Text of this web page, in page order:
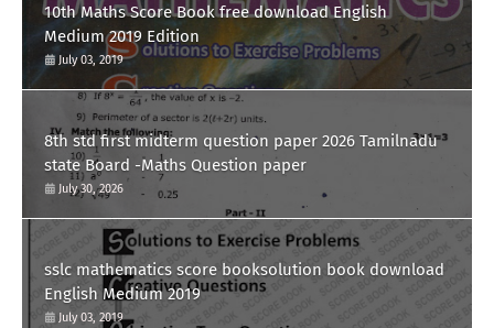
10th Maths Score Book free download English
Medium 2019 Edition
July 03, 2019
8th std first midterm question paper 2026 Tamilnadu
state Board -Maths Question paper
July 30, 2026
sslc mathematics score booksolution book download
English Medium 2019
July 03, 2019